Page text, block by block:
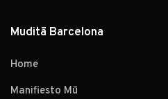
Muditā Barcelona
Home
Manifiesto Mū